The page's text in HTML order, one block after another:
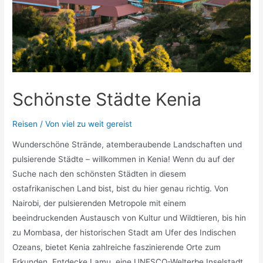
Schönste Städte Kenia
Reisen / Vonviel zu weit gereist
Wunderschöne Strände, atemberaubende Landschaften und
pulsierende Städte – willkommen in Kenia! Wenn du auf der
Suche nach den schönsten Städten in diesem
ostafrikanischen Land bist, bist du hier genau richtig. Von
Nairobi, der pulsierenden Metropole mit einem
beeindruckenden Austausch von Kultur und Wildtieren, bis hin
zu Mombasa, der historischen Stadt am Ufer des Indischen
Ozeans, bietet Kenia zahlreiche faszinierende Orte zum